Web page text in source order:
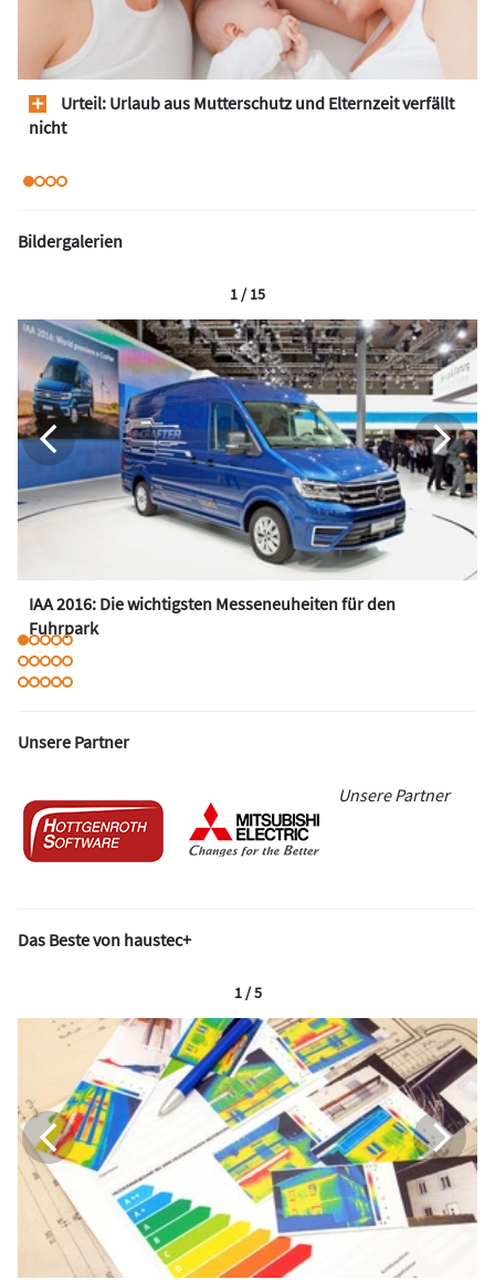
Urteil: Urlaub aus Mutterschutz und Elternzeit verfällt
nicht
Bildergalerien
IAA 2016: Die wichtigsten Messeneuheiten für den
Fuhrpark
1 / 15
Unsere Partner
Unsere Partner
Das Beste von haustec+
1 / 5